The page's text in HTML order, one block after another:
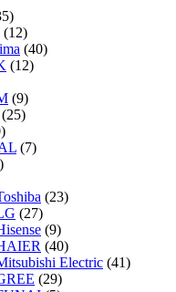
(12)
(40)
(12)
(9)
(25)
(7)
(23)
(27)
(9)
(40)
Electric (41)
(29)